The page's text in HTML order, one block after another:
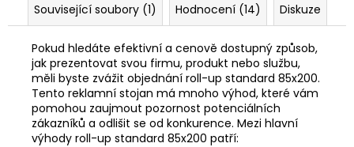
Související soubory (1)
Hodnocení (14) Diskuze
Pokud hledáte efektivní a cenově dostupný způsob,
jak prezentovat svou firmu, produkt nebo službu,
měli byste zvážit objednání roll-up standard 85x200.
Tento reklamní stojan má mnoho výhod, které vám
pomohou zaujmout pozornost potenciálních
zákazníků a odlišit se od konkurence. Mezi hlavní
výhody roll-up standard 85x200 patří: